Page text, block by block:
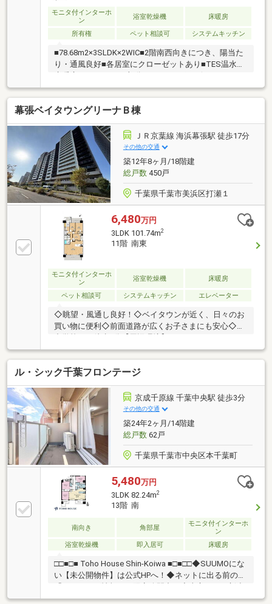
モニタ付インターホ
ン
浴室乾燥機 床暖房
所有権 ペット相談可 システムキッチン
■78.68m2×3SLDK×2WIC■2階南西向きにつき、陽当た
り・通風良好■各居室にクローゼットあり■TES温水式
トバス■浴室換気暖房乾燥機■24時間ゴミステーション
■全居室に複層ガラス物件に関するご質問・ご内覧の
ご予約・資料請求・お問い合わせ等お気軽にお問い合
わせくださいませ。■フリーコール：0120-952-884
幕張ベイタウングリーナＢ棟
ＪＲ京葉線 海浜幕張駅 徒歩17分
その他の交通
築12年8ヶ月/18階建
総戸数450戸
千葉県千葉市美浜区打瀬１
6,480万円
3LDK 101.74m2
11階 南東
モニタ付インターホ
ン
浴室乾燥機 床暖房
ペット相談可 システムキッチン エレベーター
◇眺望・風通し良好！◇ベイタウンが近く、日々のお
買い物に便利◇前面道路が広くお子さまにも安心◇小
ン店/徒歩約12分/約950ｍ・デイリーヤマザキ美浜プロ
ムナード店/徒歩約7分/約540ｍ・くすりの福太郎幕張
ベイタウン店/徒歩約3分/約230ｍ・幕張ベイタウン郵
便局/徒歩約10分/約750ｍ・こざくら第二幼稚園/徒歩
約17分/約1300ｍ・ChaChaChildrenMakuhari/徒歩約5
分/約390ｍ・打瀬1丁目公園/徒歩約5分/約390ｍ・美浜
打瀬小学校/徒歩約6分/約450ｍ・打瀬中学校/徒歩約7
分/約550ｍ
ル・シック千葉フロンテージ
京成千原線 千葉中央駅 徒歩3分
その他の交通
築24年2ヶ月/14階建
総戸数62戸
千葉県千葉市中央区本千葉町
5,480万円
3LDK 82.24m2
13階 南
南向き 角部屋
モニタ付インターホ
ン
浴室乾燥機
即入居可 床暖房
□□■□■ Toho House Shin-Koiwa ■□■□□◆SUUMOにな
い【未公開物件】は公式HPへ！◆ネットに出る前の
岩が選ばれる3つの理由◆①【業界最低水準の提携住